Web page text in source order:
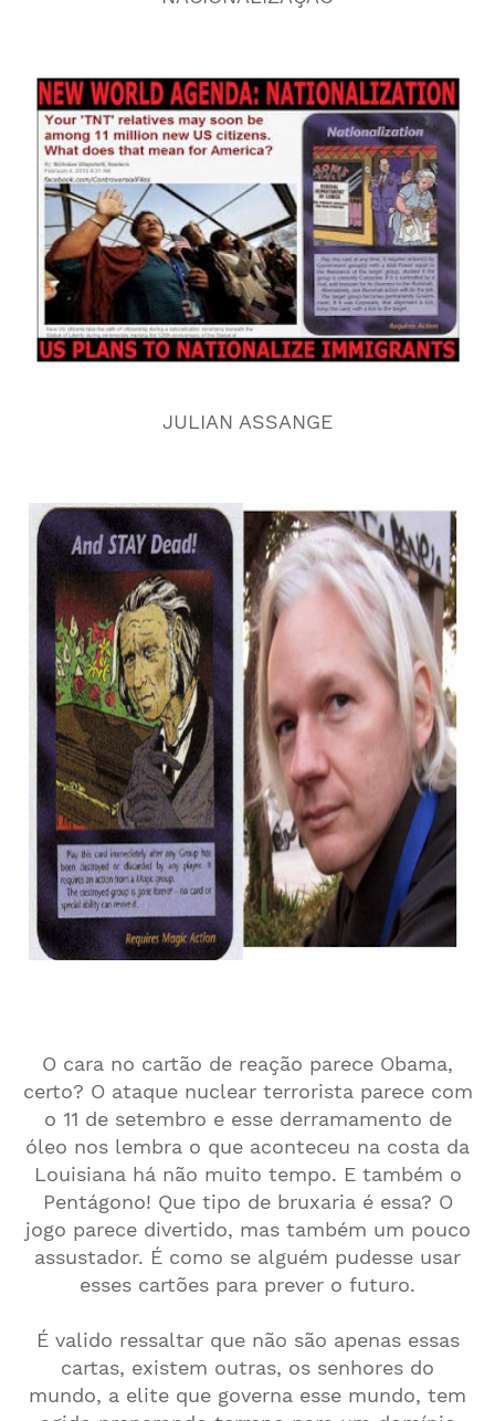
JULIAN ASSANGE
O cara no cartão de reação parece Obama,
certo? O ataque nuclear terrorista parece com
o 11 de setembro e esse derramamento de
óleo nos lembra o que aconteceu na costa da
Louisiana há não muito tempo. E também o
Pentágono! Que tipo de bruxaria é essa? O
jogo parece divertido, mas também um pouco
assustador. É como se alguém pudesse usar
esses cartões para prever o futuro.
É valido ressaltar que não são apenas essas
cartas, existem outras, os senhores do
mundo, a elite que governa esse mundo, tem